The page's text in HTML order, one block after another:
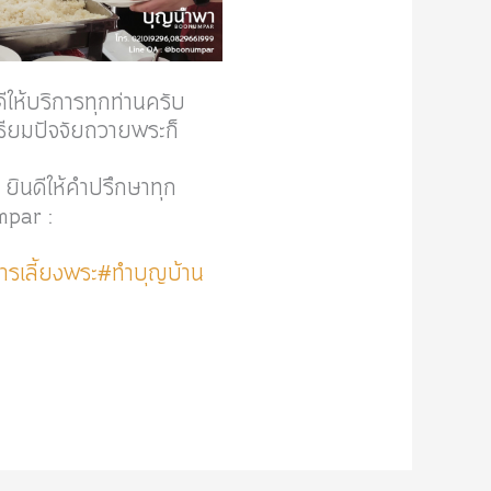
ห้บริการทุกท่านครับ
ยมปัจจัยถวายพระก็
นดีให้คำปรึกษาทุก
:
เลี้ยงพระ#ทำบุญบ้าน